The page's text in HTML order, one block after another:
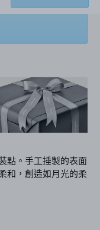
點。手工捶製的表面
和，創造如月光的柔